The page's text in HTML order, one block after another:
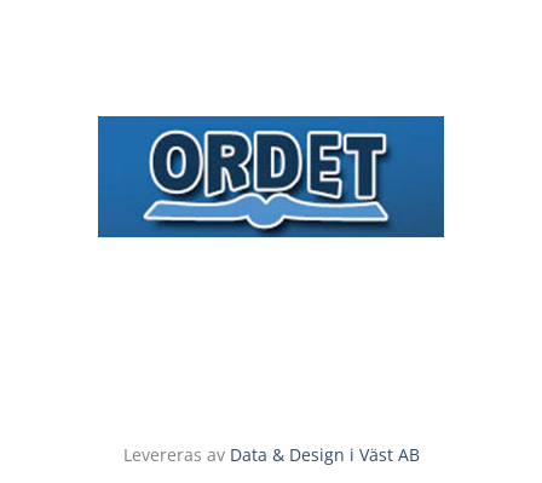
Levereras av Data & Design i Väst AB